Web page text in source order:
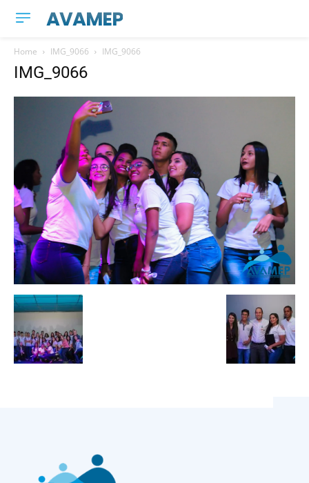
AVAMEP
Home IMG_9066 IMG_9066
IMG_9066